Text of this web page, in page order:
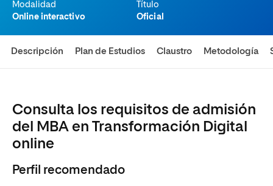
Modalidad
Online interactivo
Título
Oficial
Descripción Plan de Estudios Claustro Metodología
Consulta los requisitos de admisión
del MBA en Transformación Digital
online
Perfil recomendado